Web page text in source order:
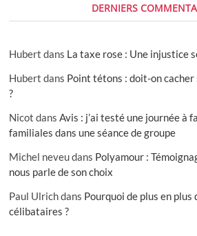
DERNIERS
Hubert dans La taxe rose : Une injustice
Hubert dans Point tétons : doit-on
?
Nicot dansAvis : j’ai testé une journée à
familiales dans une séance de groupe
Michel neveudans Polyamour :
nous parle de son choix
Paul Ulrichdans Pourquoi de plus en
célibataires ?